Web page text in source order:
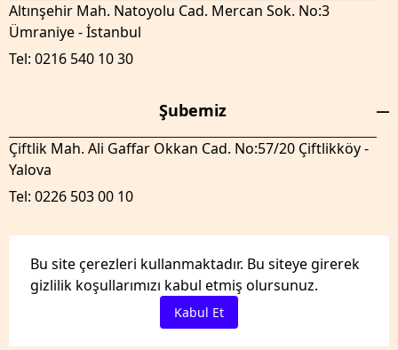
Bu site çerezleri kullanmaktadır. Bu siteye girerek
gizlilik koşullarımızı kabul etmiş olursunuz.
Kabul Et
Altınşehir Mah. Natoyolu Cad. Mercan Sok. No:3
Ümraniye - İstanbul
Tel: 0216 540 10 30
Şubemiz
Çiftlik Mah. Ali Gaffar Okkan Cad. No:57/20 Çiftlikköy -
Yalova
Tel: 0226 503 00 10
GenelTedaril.com Tüm hakları saklıdır.